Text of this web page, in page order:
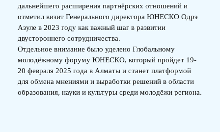
дальнейшего расширения партнёрских отношений и
отметил визит Генерального директора ЮНЕСКО Одрэ
Азуле в 2023 году как важный шаг в развитии
двустороннего сотрудничества.
Отдельное внимание было уделено Глобальному
молодёжному форуму ЮНЕСКО, который пройдет 19-
20 февраля 2025 года в Алматы и станет платформой
для обмена мнениями и выработки решений в области
образования, науки и культуры среди молодёжи региона.